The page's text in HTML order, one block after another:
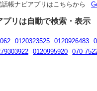
話帳ナビアプリはこちらから
プリは自動で検索・表示
0120323525 0120926483
0120995920 070